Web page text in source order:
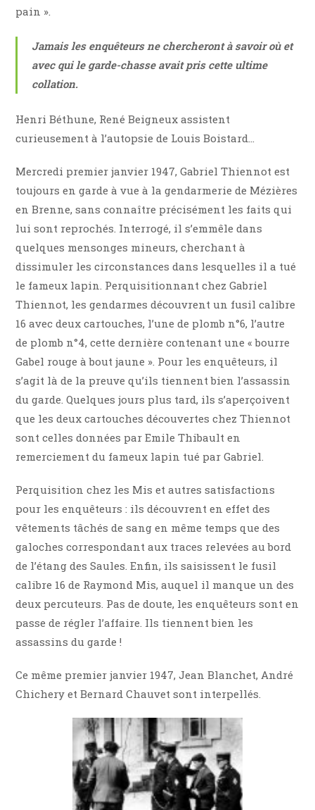
pain ».
Jamais les enquêteurs ne chercheront à savoir où et
avec qui le garde-chasse avait pris cette ultime
collation.
Henri Béthune, René Beigneux assistent
curieusement à l’autopsie de Louis Boistard…
Mercredi premier janvier 1947, Gabriel Thiennot est
toujours en garde à vue à la gendarmerie de Mézières
en Brenne, sans connaître précisément les faits qui
lui sont reprochés. Interrogé, il s’emmêle dans
quelques mensonges mineurs, cherchant à
dissimuler les circonstances dans lesquelles il a tué
le fameux lapin. Perquisitionnant chez Gabriel
Thiennot, les gendarmes découvrent un fusil calibre
16 avec deux cartouches, l’une de plomb n°6, l’autre
de plomb n°4, cette dernière contenant une « bourre
Gabel rouge à bout jaune ». Pour les enquêteurs, il
s’agit là de la preuve qu’ils tiennent bien l’assassin
du garde. Quelques jours plus tard, ils s’aperçoivent
que les deux cartouches découvertes chez Thiennot
sont celles données par Emile Thibault en
remerciement du fameux lapin tué par Gabriel.
Perquisition chez les Mis et autres satisfactions
pour les enquêteurs : ils découvrent en effet des
vêtements tâchés de sang en même temps que des
galoches correspondant aux traces relevées au bord
de l’étang des Saules. Enfin, ils saisissent le fusil
calibre 16 de Raymond Mis, auquel il manque un des
deux percuteurs. Pas de doute, les enquêteurs sont en
passe de régler l’affaire. Ils tiennent bien les
assassins du garde !
Ce même premier janvier 1947, Jean Blanchet, André
Chichery et Bernard Chauvet sont interpellés.